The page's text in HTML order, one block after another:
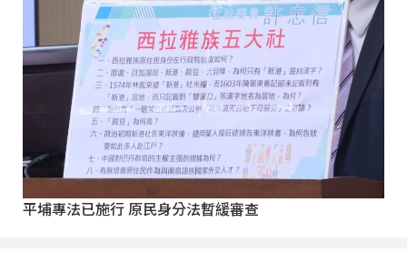
平埔專法已施行 原民身分法暫緩審查